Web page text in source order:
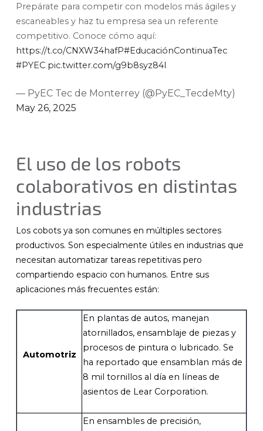
Prepárate para competir con modelos más ágiles y
escaneables y haz tu empresa sea un referente
competitivo. Conoce cómo aquí:
https://t.co/CNXW34hafP#EducaciónContinuaTec
#PYEC pic.twitter.com/g9b8syz84l
— PyEC Tec de Monterrey (@PyEC_TecdeMty)
May 26, 2025
El uso de los robots
colaborativos en distintas
industrias
Los cobots ya son comunes en múltiples sectores
productivos. Son especialmente útiles en industrias que
necesitan automatizar tareas repetitivas pero
compartiendo espacio con humanos. Entre sus
aplicaciones más frecuentes están:
Automotriz
En plantas de autos, manejan
atornillados, ensamblaje de piezas y
procesos de pintura o lubricado. Se
ha reportado que ensamblan más de
8 mil tornillos al día en líneas de
asientos de Lear Corporation.
En ensambles de precisión,